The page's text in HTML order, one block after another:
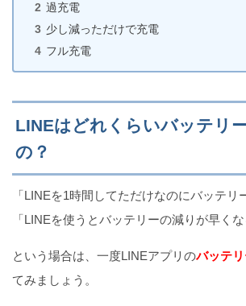
iPhoneのiOSをアップデートで
iPhone⇔AndroidのLINE引き継
iPhoneでTwitterのボタンや背景
過充電
少し減っただけで充電
フル充電
LINEはどれくらいバッテリ
の？
「LINEを1時間してただけなのにバッテリ
「LINEを使うとバッテリーの減りが早くな
という場合は、一度LINEアプリのバッテ
てみましょう。